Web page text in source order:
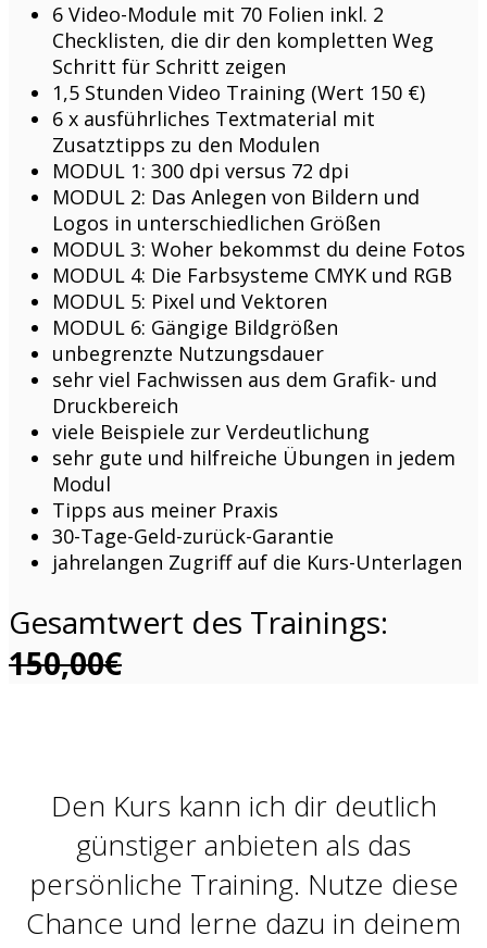
6 Video-Module mit 70 Folien inkl. 2
Checklisten, die dir den kompletten Weg
Schritt für Schritt zeigen
1,5 Stunden Video Training (Wert 150 €)
6 x ausführliches Textmaterial mit
Zusatztipps zu den Modulen
MODUL 1: 300 dpi versus 72 dpi
MODUL 2: Das Anlegen von Bildern und
Logos in unterschiedlichen Größen
MODUL 3: Woher bekommst du deine Fotos
MODUL 4: Die Farbsysteme CMYK und RGB
MODUL 5: Pixel und Vektoren
MODUL 6: Gängige Bildgrößen
unbegrenzte Nutzungsdauer
sehr viel Fachwissen aus dem Grafik- und
Druckbereich
viele Beispiele zur Verdeutlichung
sehr gute und hilfreiche Übungen in jedem
Modul
Tipps aus meiner Praxis
30-Tage-Geld-zurück-Garantie
jahrelangen Zugriff auf die Kurs-Unterlagen
Gesamtwert des Trainings:
150,00€
Den Kurs kann ich dir deutlich
günstiger anbieten als das
persönliche Training. Nutze diese
Chance und lerne dazu in deinem